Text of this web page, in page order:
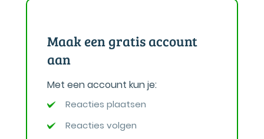
Maak een gratis account
aan
Met een account kun je:
Reacties plaatsen
Reacties volgen